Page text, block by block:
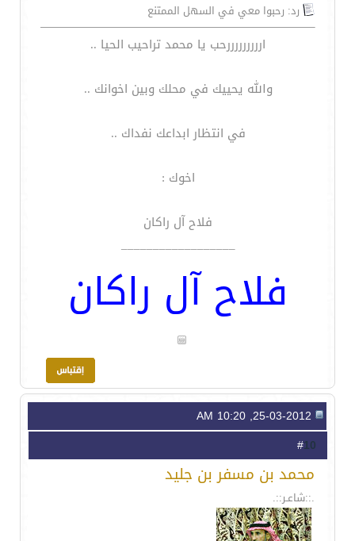
رد: رحبوا معي في السهل الممتنع
ارررررررررحب يا محمد تراحيب الحيا ..
والله يحييك في محلك وبين اخوانك ..
في انتظار ابداعك نفداك ..
اخوك :
فلاح آل راكان
__________________
فلاح آل راكان
10
محمد بن مسفر بن جليد
.::شاعـر::.